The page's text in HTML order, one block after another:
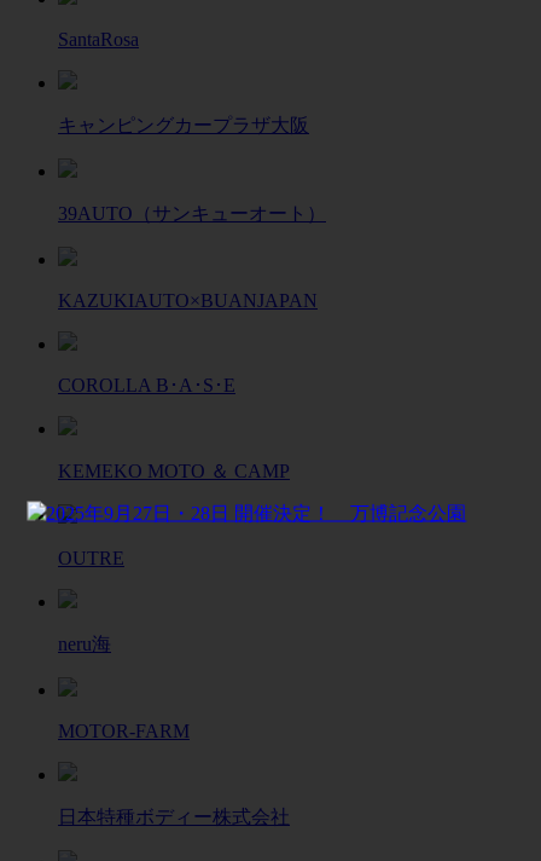
SantaRosa
キャンピングカープラザ大阪
39AUTO（サンキューオート）
KAZUKIAUTO×BUANJAPAN
COROLLA B･A･S･E
KEMEKO MOTO ＆ CAMP
OUTRE
neru海
MOTOR-FARM
日本特種ボディー株式会社